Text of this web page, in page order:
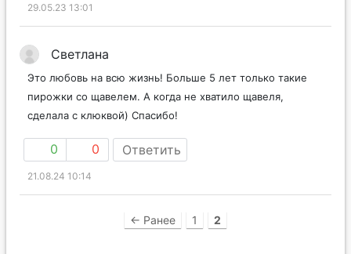
29.05.23 13:01
Светлана
Это любовь на всю жизнь! Больше 5 лет только такие
пирожки со щавелем. А когда не хватило щавеля,
сделала с клюквой) Спасибо!
0 0 Ответить
21.08.24 10:14
← Ранее 1 2